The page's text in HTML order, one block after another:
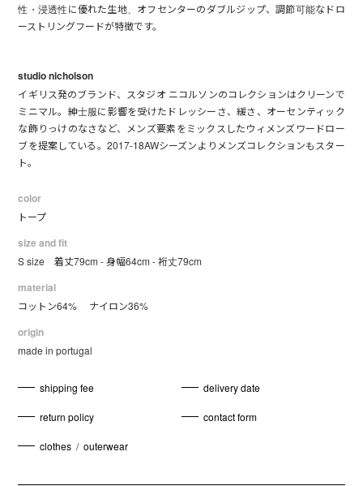
性・浸透性に優れた生地、オフセンターのダブルジップ、調節可能なドロ
ーストリングフードが特徴です。
studio nicholson
イギリス発のブランド、スタジオ ニコルソンのコレクションはクリーンで
ミニマル。紳士服に影響を受けたドレッシーさ、緩さ、オーセンティック
な飾りっけのなさなど、メンズ要素をミックスしたウィメンズワードロー
ブを提案している。2017-18AWシーズンよりメンズコレクションもスター
ト。
color
トープ
size and fit
S size 着丈79cm - 身幅64cm - 裄丈79cm
material
コットン64% ナイロン36%
origin
made in portugal
shipping fee delivery date
return policy contact form
clothes / outerwear